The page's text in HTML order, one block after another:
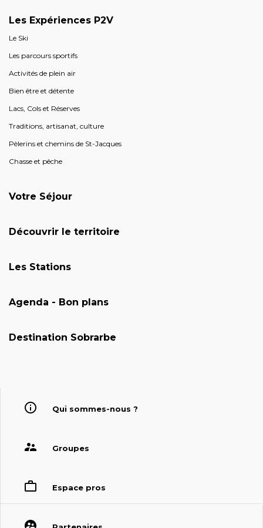
Les Expériences P2V
Le Ski
Les parcours sportifs
Activités de plein air
Bien être et détente
Lacs, Cols et Réserves
Traditions, artisanat, culture
Pèlerins et chemins de St-Jacques
Chasse et pêche
Votre Séjour
Découvrir le territoire
Les Stations
Agenda - Bon plans
Destination Sobrarbe
Qui sommes-nous ?
Groupes
Espace pros